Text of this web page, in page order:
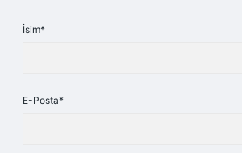
İsim*
E-Posta*